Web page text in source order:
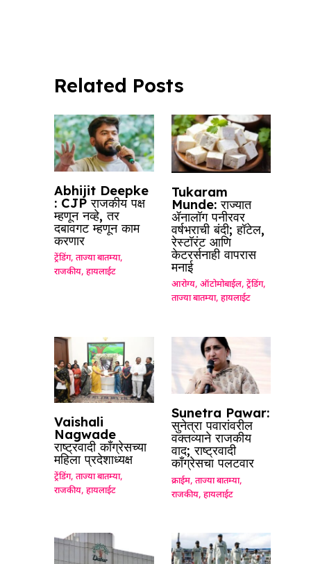
k
Related Posts
Abhijit Deepke
: CJP राजकीय पक्ष
म्हणून नव्हे, तर
दबावगट म्हणून काम
करणार
ट्रेंडिंग,ताज्या बातम्या,
राजकीय,हायलाईट
Tukaram
Munde: राज्यात
ॲनालॉग पनीरवर
वर्षभराची बंदी; हॉटेल,
रेस्टॉरंट आणि
केटरर्सनाही वापरास
मनाई
आरोग्य, ऑटोमोबाईल, ट्रेंडिंग,
ताज्या बातम्या, हायलाईट
Vaishali
Nagwade
राष्ट्रवादी काँग्रेसच्या
महिला प्रदेशाध्यक्ष
ट्रेंडिंग,ताज्या बातम्या,
राजकीय,हायलाईट
Sunetra Pawar:
सुनेत्रा पवारांवरील
वक्तव्याने राजकीय
वाद; राष्ट्रवादी
काँग्रेसचा पलटवार
क्राईम, ताज्या बातम्या,
राजकीय, हायलाईट